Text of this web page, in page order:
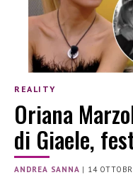
REALITY
Oriana
di Giaele,
ANDREA SANNA | 14